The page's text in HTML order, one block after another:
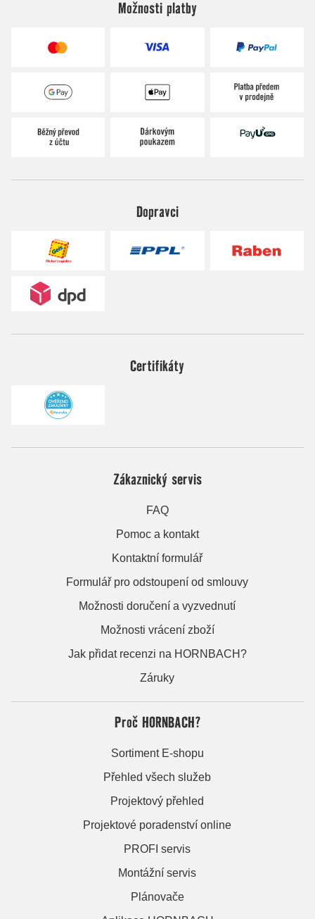
Možnosti platby
Dopravci
Certifikáty
Zákaznický servis
FAQ
Pomoc a kontakt
Kontaktní formulář
Formulář pro odstoupení od smlouvy
Možnosti doručení a vyzvednutí
Možnosti vrácení zboží
Jak přidat recenzi na HORNBACH?
Záruky
Proč HORNBACH?
Sortiment E-shopu
Přehled všech služeb
Projektový přehled
Projektové poradenství online
PROFI servis
Montážní servis
Plánovače